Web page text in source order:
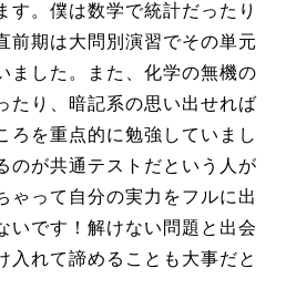
す。僕は数学で統計だったり
前期は大問別演習でその単元
ました。また、化学の無機の
たり、暗記系の思い出せれば
ろを重点的に勉強していまし
のが共通テストだという人が
ゃって自分の実力をフルに出
いです！解けない問題と出会
入れて諦めることも大事だと